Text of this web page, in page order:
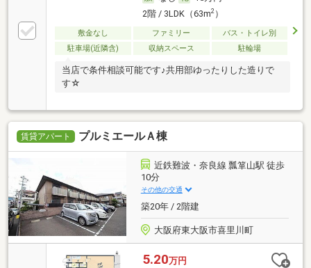
2階 / 3LDK（63m2）
敷金なし ファミリー
バス・トイレ別
駐車場(近隣含)
収納スペース 駐輪場
当店で条件相談可能です♪共用部ゆったりした造りで
す☆
賃貸アパート プルミエールＡ棟
近鉄難波・奈良線 瓢箪山駅 徒歩
10分
その他の交通
築20年 / 2階建
大阪府東大阪市喜里川町
5.20万円